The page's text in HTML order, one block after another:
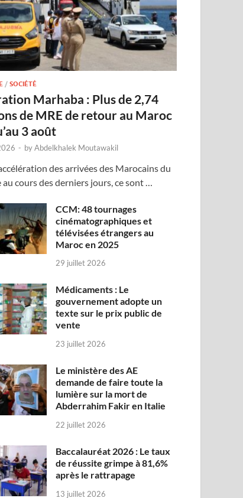
/SOCIÉTÉ
Marhaba : Plus de 2,74
de MRE de retour au Maroc
3 août
- byAbdelkhalek Moutawakil
des arrivées des Marocains du
cours des derniers jours, ce sont …
CCM: 48 tournages
cinématographiques et
télévisées étrangers au
Maroc en 2025
29 juillet 2026
Médicaments : Le
gouvernement adopte un
texte sur le prix public de
vente
23 juillet 2026
Le ministère des AE
demande de faire toute la
lumière sur la mort de
Abderrahim Fakir en Italie
22 juillet 2026
Baccalauréat 2026 : Le taux
de réussite grimpe à 81,6%
après le rattrapage
13 juillet 2026